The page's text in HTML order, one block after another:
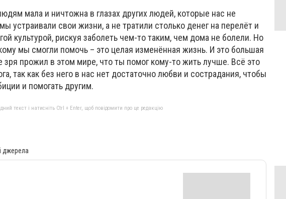
мала и ничтожна в глазах других людей, которые нас не
устраивали свои жизни, а не тратили столько денег на перелёт и
культурой, рискуя заболеть чем-то таким, чем дома не болели. Но
мы смогли помочь – это целая изменённая жизнь. И это большая
зря прожил в этом мире, что ты помог кому-то жить лучше. Всё это
так как без него в нас нет достаточно любви и сострадания, чтобы
и помогать другим.
текст і натисніть Ctrl + Enter, щоб повідомити про це редакцію
джерела